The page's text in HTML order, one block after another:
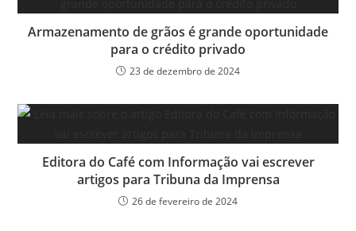
Armazenamento de grãos é grande oportunidade
para o crédito privado
23 de dezembro de 2024
Editora do Café com Informação vai escrever
artigos para Tribuna da Imprensa
26 de fevereiro de 2024